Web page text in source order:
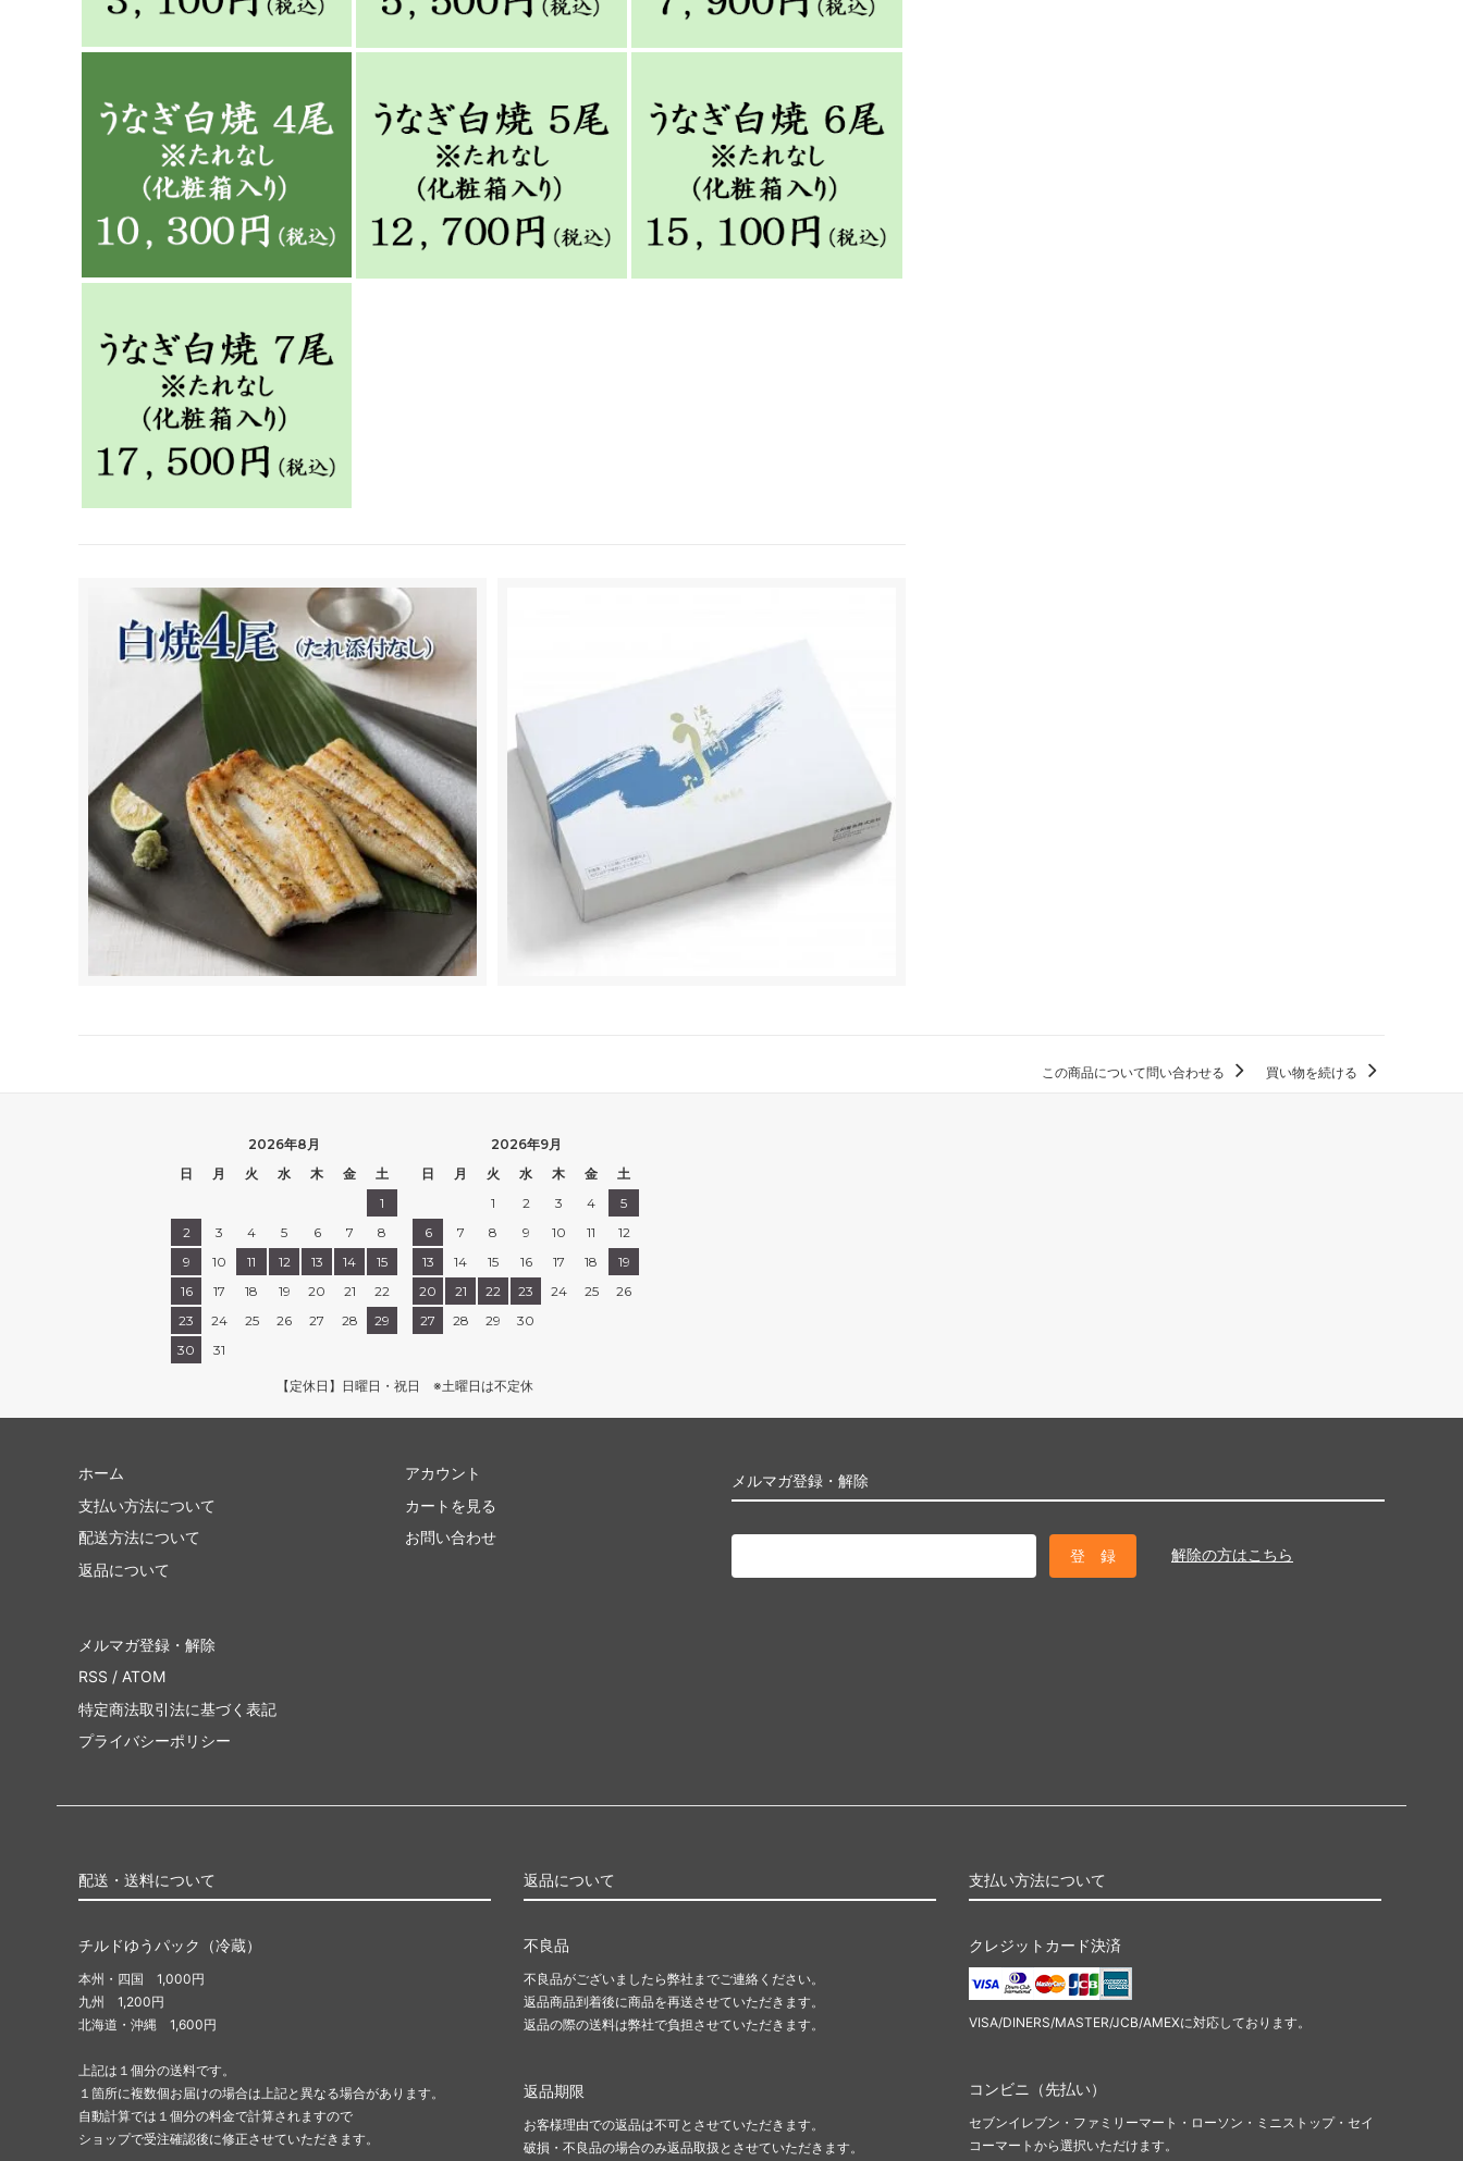
この商品について問い合わせる 買い物を続ける
2026年8月
日
月 火 水 木 金
土
1
2
3 4 5 6 7
8
9
10 11 12 13 14
15
16
17 18 19 20 21
22
23
24 25 26 27 28
29
30
31
2026年9月
日
月 火 水 木 金
土
1
2 3 4
5
6
7 8 9 10 11
12
13
14 15 16 17 18
19
20
21 22 23 24 25
26
27
28 29 30
【定休日】日曜日・祝日 ※土曜日は不定休
メルマガ登録・解除
解除の方はこちら
ホーム
支払い方法について
配送方法について
返品について
アカウント
カートを見る
お問い合わせ
メルマガ登録・解除
RSS / ATOM
特定商法取引法に基づく表記
プライバシーポリシー
配送・送料について
チルドゆうパック（冷蔵）
本州・四国 1,000円
九州 1,200円
北海道・沖縄 1,600円
上記は１個分の送料です。
１箇所に複数個お届けの場合は上記と異なる場合があります。
自動計算では１個分の料金で計算されますので
ショップで受注確認後に修正させていただきます。
返品について
不良品
不良品がございましたら弊社までご連絡ください。
返品商品到着後に商品を再送させていただきます。
返品の際の送料は弊社で負担させていただきます。
返品期限
お客様理由での返品は不可とさせていただきます。
破損・不良品の場合のみ返品取扱とさせていただきます。
支払い方法について
クレジットカード決済
VISA/DINERS/MASTER/JCB/AMEXに対応しております。
コンビニ（先払い）
セブンイレブン・ファミリーマート・ローソン・ミニストップ・セイ
コーマートから選択いただけます。